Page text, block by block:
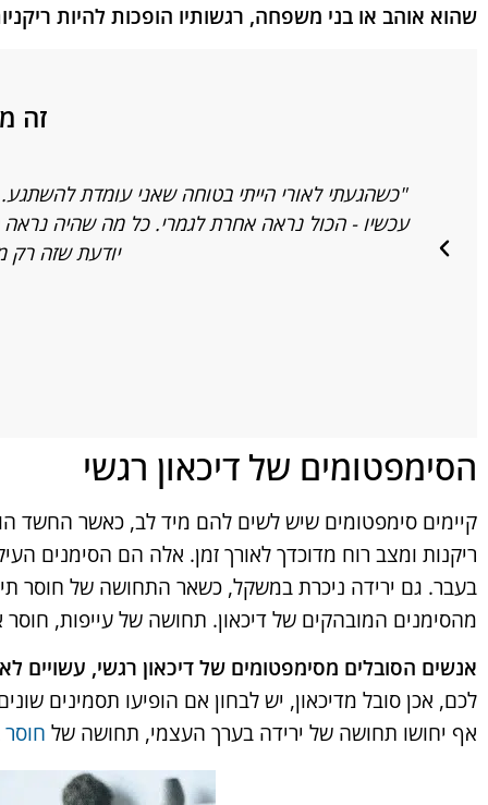
שהוא אוהב או בני משפחה, רגשותיו הופכות להיות
זה
"כשהגעתי לאורי הייתי בטוחה שאני עומדת
עכשיו - הכול נראה אחרת לגמרי. כל מה שהיה נראה
יודעת שזה רק
הסימפטומים של דיכאון רגשי
קיימים סימפטומים שיש לשים להם מיד לב, כאשר החשד
ריקנות ומצב רוח מדוכדך לאורך זמן. אלה הם הסימנים
בעבר. גם ירידה ניכרת במשקל, כשאר התחושה של חוסר
מהסימנים המובהקים של דיכאון. תחושה של עייפות, חוסר
אנשים הסובלים מסימפטומים של דיכאון רגשי,
לכם, אכן סובל מדיכאון, יש לבחון אם הופיעו תסמינים
אף יחושו תחושה של ירידה בערך העצמי, תחושה של חוסר